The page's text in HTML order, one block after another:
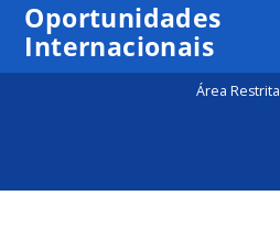
Oportunidades
Internacionais
Área Restrita